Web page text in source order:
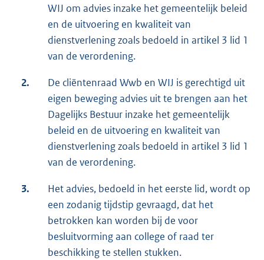
WIJ om advies inzake het gemeentelijk beleid
en de uitvoering en kwaliteit van
dienstverlening zoals bedoeld in artikel 3 lid 1
van de verordening.
2.
De cliëntenraad Wwb en WIJ is gerechtigd uit
eigen beweging advies uit te brengen aan het
Dagelijks Bestuur inzake het gemeentelijk
beleid en de uitvoering en kwaliteit van
dienstverlening zoals bedoeld in artikel 3 lid 1
van de verordening.
3.
Het advies, bedoeld in het eerste lid, wordt op
een zodanig tijdstip gevraagd, dat het
betrokken kan worden bij de voor
besluitvorming aan college of raad ter
beschikking te stellen stukken.